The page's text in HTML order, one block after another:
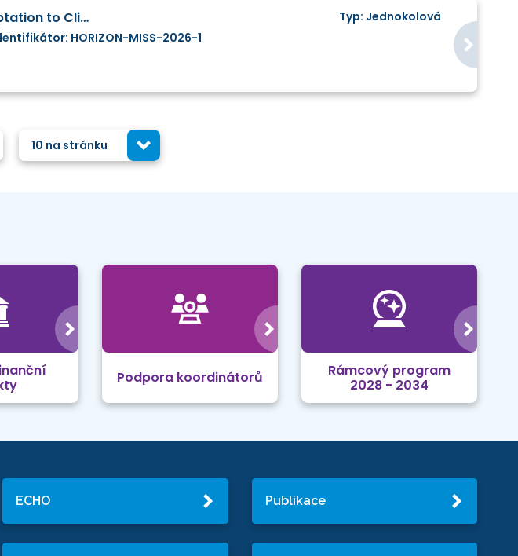
Mise klima - Supporting the implementation of the Adaptation to Climate Change Mission
Typ: Jednokolová
HORIZON-MISS-2026-1
10 na stránku
Podpora koordinátorů
Rámcový program
2028 - 2034
ECHO Publikace